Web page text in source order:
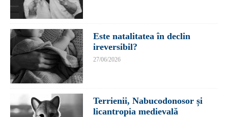
Este natalitatea în declin
ireversibil?
27/06/2026
Terrienii, Nabucodonosor și
licantropia medievală